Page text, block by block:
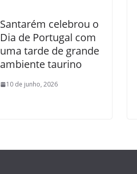
Santarém celebrou o
Dia de Portugal com
uma tarde de grande
ambiente taurino
10 de junho, 2026